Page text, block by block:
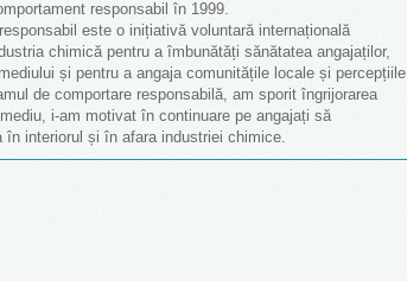
responsabil în 1999.
este o inițiativă voluntară internațională
chimică pentru a îmbunătăți sănătatea angajaților,
și pentru a angaja comunitățile locale și percepțiile
de comportare responsabilă, am sporit îngrijorarea
i-am motivat în continuare pe angajați să
interiorul și în afara industriei chimice.